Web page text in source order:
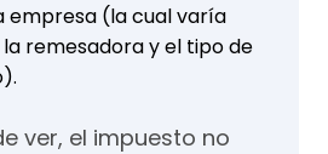
empresa (la cual varía
remesadora y el tipo de
ver, el impuesto no